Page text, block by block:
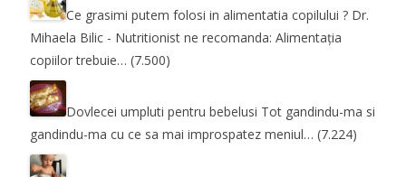
Ce grasimi putem folosi in alimentatia copilului ? Dr.
Mihaela Bilic - Nutritionist ne recomanda: Alimentația
copiilor trebuie… (7.500)
Dovlecei umpluti pentru bebelusi Tot gandindu-ma si
gandindu-ma cu ce sa mai improspatez meniul… (7.224)